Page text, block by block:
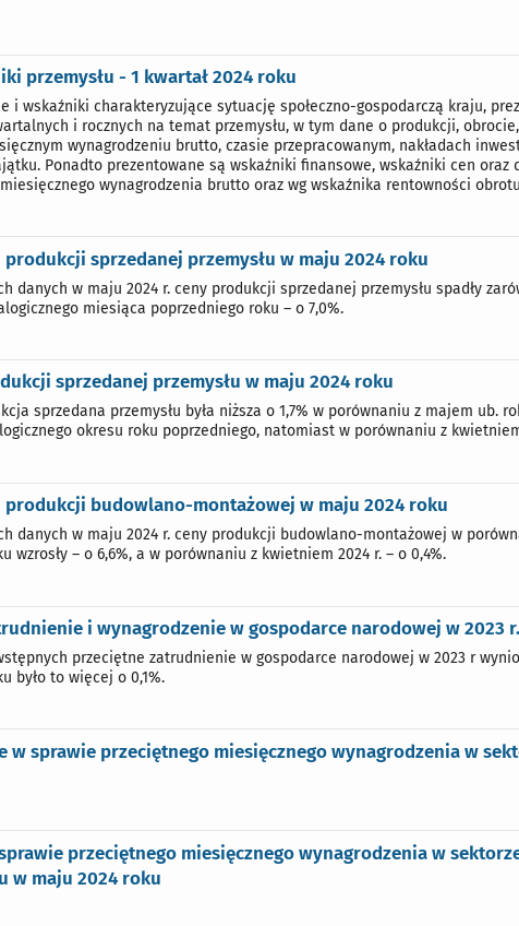
przemysłu - 1 kwartał 2024 roku
i wskaźniki charakteryzujące sytuację społeczno-gospodarczą kraju,
i rocznych na temat przemysłu, w tym dane o produkcji,
wynagrodzeniu brutto, czasie przepracowanym, nakładach
Ponadto prezentowane są wskaźniki finansowe, wskaźniki cen oraz
wynagrodzenia brutto oraz wg wskaźnika rentowności
produkcji sprzedanej przemysłu w maju 2024 roku
danych w maju 2024 r. ceny produkcji sprzedanej przemysłu spadły
miesiąca poprzedniego roku – o 7,0%.
sprzedanej przemysłu w maju 2024 roku
sprzedana przemysłu była niższa o 1,7% w porównaniu z majem ub.
okresu roku poprzedniego, natomiast w porównaniu z
produkcji budowlano-montażowej w maju 2024 roku
danych w maju 2024 r. ceny produkcji budowlano-montażowej w
wzrosły – o 6,6%, a w porównaniu z kwietniem 2024 r. – o 0,4%.
i wynagrodzenie w gospodarce narodowej w 2023
przeciętne zatrudnienie w gospodarce narodowej w 2023 r
było to więcej o 0,1%.
w sprawie przeciętnego miesięcznego wynagrodzenia w
przeciętnego miesięcznego wynagrodzenia w
w maju 2024 roku